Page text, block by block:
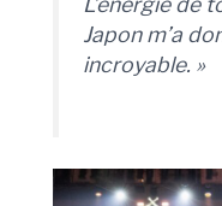
Japon m’a
incroyable. »